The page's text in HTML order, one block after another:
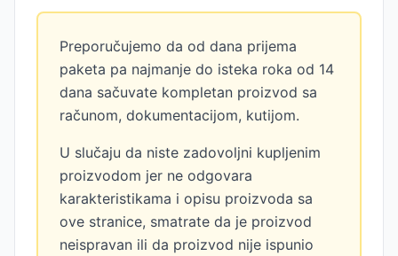
Preporučujemo da od dana prijema
paketa pa najmanje do isteka roka od 14
dana sačuvate kompletan proizvod sa
računom, dokumentacijom, kutijom.
U slučaju da niste zadovoljni kupljenim
proizvodom jer ne odgovara
karakteristikama i opisu proizvoda sa
ove stranice, smatrate da je proizvod
neispravan ili da proizvod nije ispunio